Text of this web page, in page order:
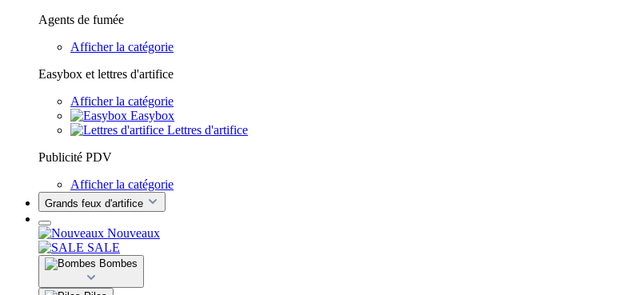
Agents de fumée
Afficher la catégorie
Easybox et lettres d'artifice
Afficher la catégorie
Easybox
Lettres d'artifice
Publicité PDV
Afficher la catégorie
Grands feux d'artifice
Nouveaux
SALE
Bombes